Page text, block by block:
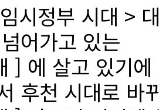
시정부 시대 >
어가고 있는
] 에 살고 있기에
후천 시대로 바